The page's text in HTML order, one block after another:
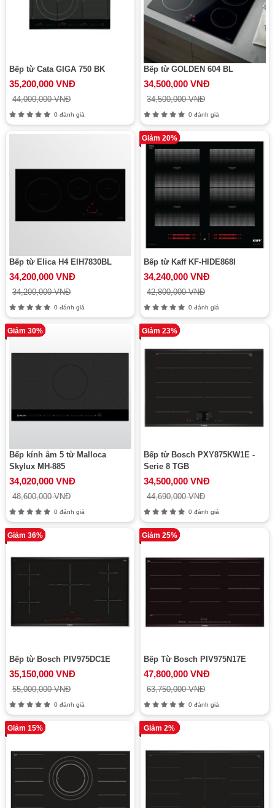
Bếp từ Cata GIGA 750 BK
35,200,000 VNĐ
44,000,000 VNĐ
0 đánh giá
Bếp từ GOLDEN 604 BL
34,500,000 VNĐ
34,500,000 VNĐ
0 đánh giá
Bếp từ Elica H4 EIH7830BL
34,200,000 VNĐ
34,200,000 VNĐ
0 đánh giá
Giảm 20%
Bếp từ Kaff KF-HIDE868I
34,240,000 VNĐ
42,800,000 VNĐ
0 đánh giá
Giảm 30%
Bếp kính âm 5 từ Malloca
Skylux MH-885
34,020,000 VNĐ
48,600,000 VNĐ
0 đánh giá
Giảm 23%
Bếp từ Bosch PXY875KW1E -
Serie 8 TGB
34,500,000 VNĐ
44,690,000 VNĐ
0 đánh giá
Giảm 36%
Bếp từ Bosch PIV975DC1E
35,150,000 VNĐ
55,000,000 VNĐ
0 đánh giá
Giảm 25%
Bếp Từ Bosch PIV975N17E
47,800,000 VNĐ
63,750,000 VNĐ
0 đánh giá
Giảm 15% Giảm 2%